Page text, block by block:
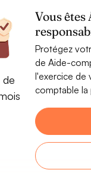
Vous
Protégez
de Aide-
l'exercice de
comptable la